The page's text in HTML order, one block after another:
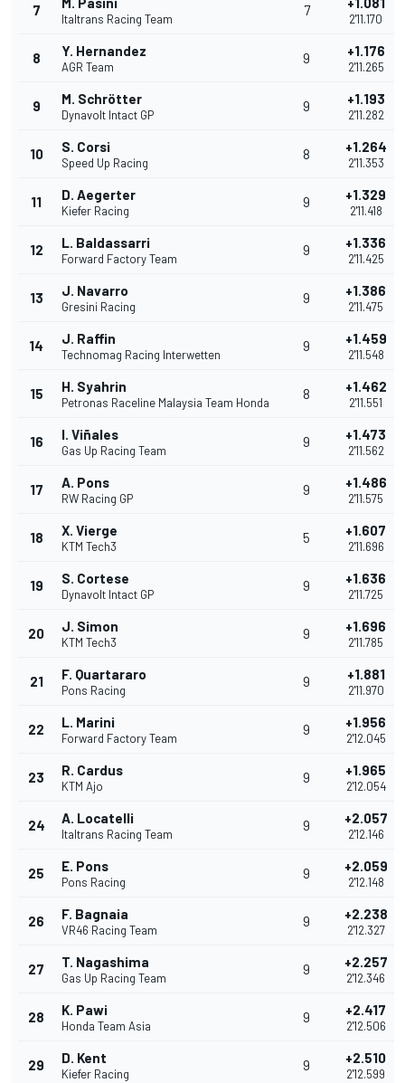
7
Italtrans Racing Team
7
2'11.170
8 Y. Hernandez
AGR Team
9 +1.176
2'11.265
9 M. Schrötter
Dynavolt Intact GP
9 +1.193
2'11.282
10 S. Corsi
Speed Up Racing
8 +1.264
2'11.353
11 D. Aegerter
Kiefer Racing
9 +1.329
2'11.418
12 L. Baldassarri
Forward Factory Team
9 +1.336
2'11.425
13 J. Navarro
Gresini Racing
9 +1.386
2'11.475
14 J. Raffin
Technomag Racing Interwetten
9 +1.459
2'11.548
15 H. Syahrin
Petronas Raceline Malaysia Team Honda
8 +1.462
2'11.551
16 I. Viñales
Gas Up Racing Team
9 +1.473
2'11.562
17 A. Pons
RW Racing GP
9 +1.486
2'11.575
18 X. Vierge
KTM Tech3
5 +1.607
2'11.696
19 S. Cortese
Dynavolt Intact GP
9 +1.636
2'11.725
20 J. Simon
KTM Tech3
9 +1.696
2'11.785
21 F. Quartararo
Pons Racing
9 +1.881
2'11.970
22 L. Marini
Forward Factory Team
9 +1.956
2'12.045
23 R. Cardus
KTM Ajo
9 +1.965
2'12.054
24 A. Locatelli
Italtrans Racing Team
9 +2.057
2'12.146
25 E. Pons
Pons Racing
9 +2.059
2'12.148
26 F. Bagnaia
VR46 Racing Team
9 +2.238
2'12.327
27 T. Nagashima
Gas Up Racing Team
9 +2.257
2'12.346
28 K. Pawi
Honda Team Asia
9 +2.417
2'12.506
29 D. Kent
Kiefer Racing
9 +2.510
2'12.599